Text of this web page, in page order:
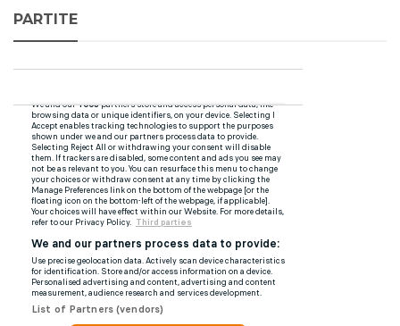
PARTITE